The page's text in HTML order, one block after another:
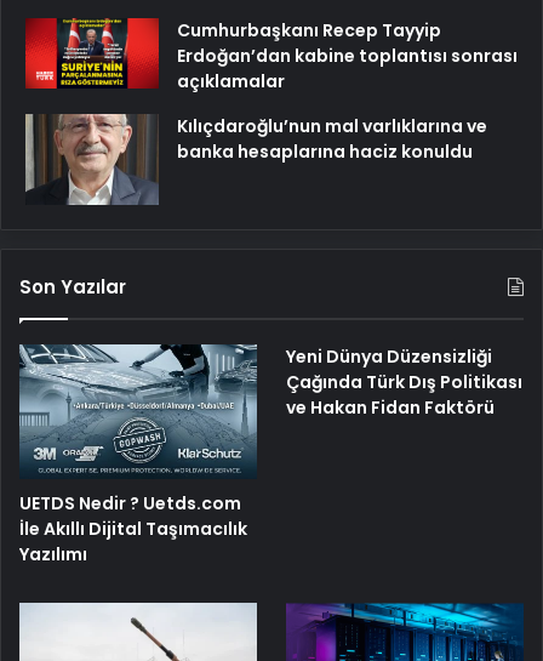
Cumhurbaşkanı Recep Tayyip
Erdoğan’dan kabine toplantısı sonrası
açıklamalar
Kılıçdaroğlu’nun mal varlıklarına ve
banka hesaplarına haciz konuldu
Son Yazılar
UETDS Nedir ? Uetds.com
İle Akıllı Dijital Taşımacılık
Yazılımı
Yeni Dünya Düzensizliği
Çağında Türk Dış Politikası
ve Hakan Fidan Faktörü